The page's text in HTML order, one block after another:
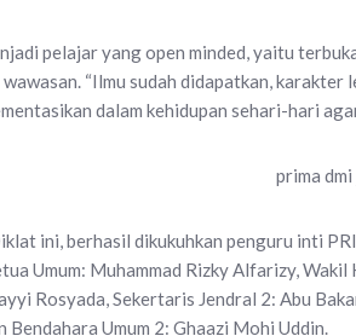
pelajar yang open minded, yaitu
wawasan. “Ilmu sudah didapatkan,
dalam kehidupan sehari-hari
ini, berhasil dikukuhkan penguru inti
Umum: Muhammad Rizky Alfarizy,
Rosyada, Sekertaris Jendral 2: Abu
Bendahara Umum 2: Ghaazi Mohi Uddin.